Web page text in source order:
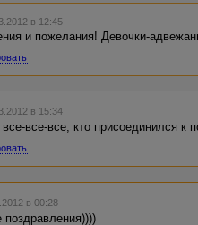
в 12:45
и пожелания! Девочки-
в 15:34
все-все, кто присоединился к
в 00:28
поздравления))))